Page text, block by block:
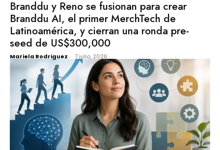
Branddu y Reno se fusionan para crear
Branddu AI, el primer MerchTech de
Latinoamérica, y cierran una ronda pre-
seed de US$300,000
Mariela Rodriguez - 7 julio, 2026